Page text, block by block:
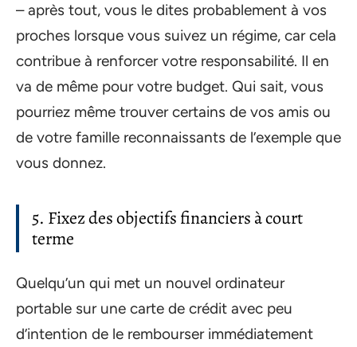
– après tout, vous le dites probablement à vos
proches lorsque vous suivez un régime, car cela
contribue à renforcer votre responsabilité. Il en
va de même pour votre budget. Qui sait, vous
pourriez même trouver certains de vos amis ou
de votre famille reconnaissants de l’exemple que
vous donnez.
5. Fixez des objectifs financiers à court
terme
Quelqu’un qui met un nouvel ordinateur
portable sur une carte de crédit avec peu
d’intention de le rembourser immédiatement